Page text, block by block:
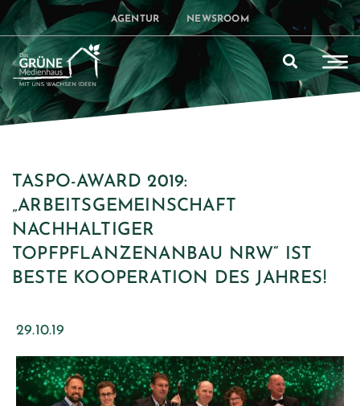
AGENTUR NEWSROOM
TASPO-AWARD 2019:
„ARBEITSGEMEINSCHAFT
NACHHALTIGER
TOPFPFLANZENANBAU NRW“ IST
BESTE KOOPERATION DES JAHRES!
29.10.19